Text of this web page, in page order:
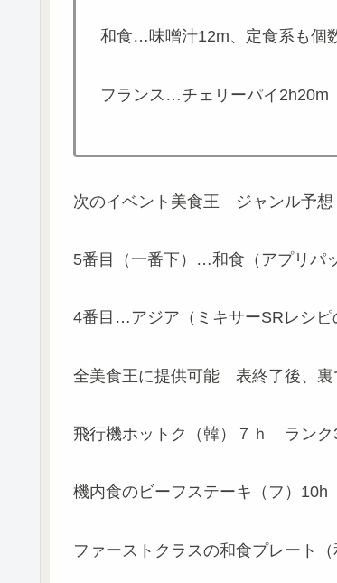
和食…味噌汁12m、定食系も個
フランス…チェリーパイ2h20m
次のイベント美食王 ジャンル予想
5番目（一番下）…和食（アプリパ
4番目…アジア（ミキサーSRレシピ
全美食王に提供可能 表終了後、裏
飛行機ホットク（韓）７ｈ ランク
機内食のビーフステーキ（フ）
ファーストクラスの和食プレート